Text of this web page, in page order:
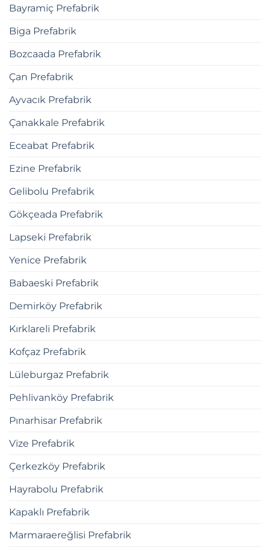
Bayramiç Prefabrik
Biga Prefabrik
Bozcaada Prefabrik
Çan Prefabrik
Ayvacık Prefabrik
Çanakkale Prefabrik
Eceabat Prefabrik
Ezine Prefabrik
Gelibolu Prefabrik
Gökçeada Prefabrik
Lapseki Prefabrik
Yenice Prefabrik
Babaeski Prefabrik
Demirköy Prefabrik
Kırklareli Prefabrik
Kofçaz Prefabrik
Lüleburgaz Prefabrik
Pehlivanköy Prefabrik
Pınarhisar Prefabrik
Vize Prefabrik
Çerkezköy Prefabrik
Hayrabolu Prefabrik
Kapaklı Prefabrik
Marmaraereğlisi Prefabrik